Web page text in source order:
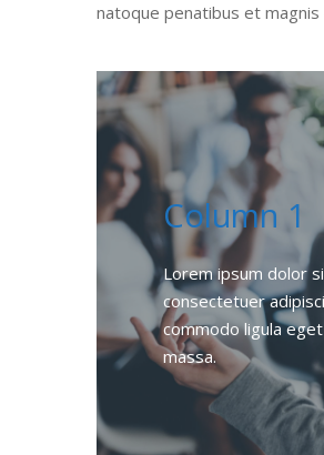
natoque penatibus et
Column 1
Lorem ipsum dolor
consectetuer
commodo ligula
massa.